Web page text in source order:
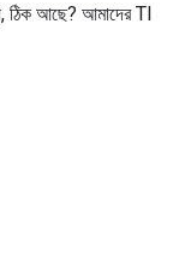
ঠিক আছে? আমাদের TI